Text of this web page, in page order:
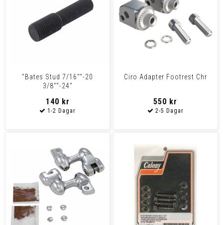
"Bates Stud 7/16""-20
3/8""-24"
140 kr
Ciro Adapter Footrest Chr
550 kr